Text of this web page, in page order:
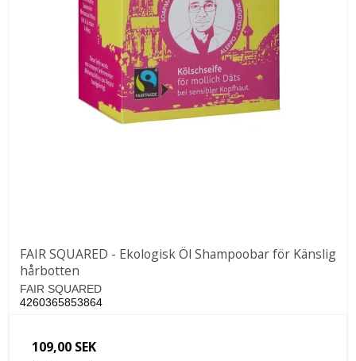
FAIR SQUARED - Ekologisk Öl Shampoobar för Känslig
hårbotten
FAIR SQUARED
4260365853864
109,00 SEK